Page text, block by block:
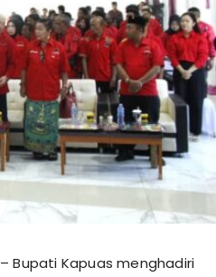
– Bupati Kapuas menghadiri